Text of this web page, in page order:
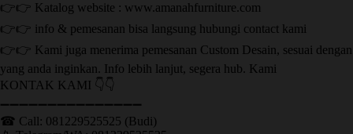
👉👉 Katalog website : www.amanahfurniture.com
👉👉 info & pemesanan bisa langsung hubungi contact kami
👉👉 Kami juga menerima pemesanan Custom Desain, sesuai dengan
yang anda inginkan. Info lebih lanjut, segera hub. Kami
KONTAK KAMI 👇👇
➖➖➖➖➖➖➖➖➖➖➖➖➖➖➖ ㅤ
☎ Call: 081229525525 (Budi)